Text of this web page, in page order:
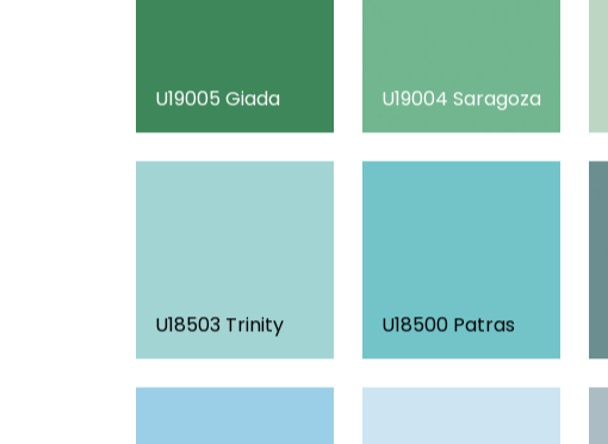
U19005 Giada U19004 Saragoza
U18503 Trinity U18500 Patras